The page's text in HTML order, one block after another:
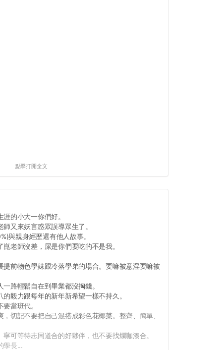
點擊打開全文
的小大一你們好。
又來妖言惑眾誤導眾生了。
與親身經歷還有他人故事。
老師沒差，屎是你們要吃的不是我。
前物色學妹跟冷落學弟的場合。要嘛被意淫要嘛被
路輕鬆自在到畢業都沒掏錢。
毅力跟每年的新年新希望一樣不持久。
當班代。
切記不要把自己混搭成彩色花椰菜。整齊、簡單、
可等待志同道合的好夥伴，也不要找爛咖湊合。
學長...